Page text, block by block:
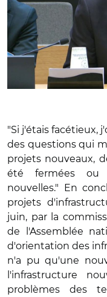
"Si j'étais facétieux,
des questions qui
projets nouveaux,
été fermées ou
nouvelles." En
projets
juin, par la
de l'Assemblée
d'orientation des
n'a pu qu'une
l'infrastructure
problèmes des